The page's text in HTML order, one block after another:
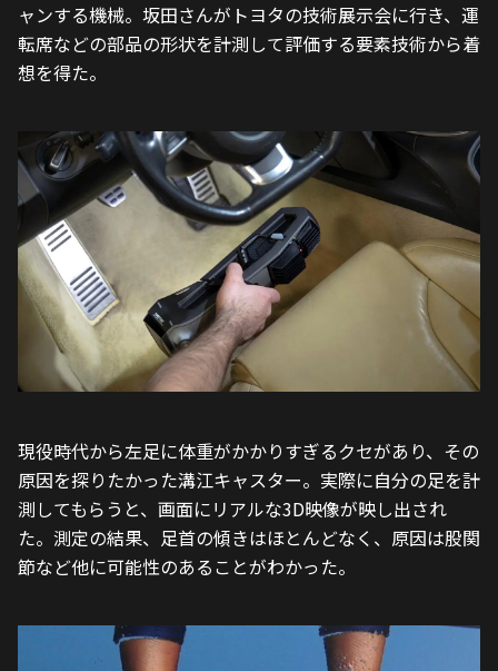
ャンする機械。坂田さんがトヨタの技術展示会に行き、運
転席などの部品の形状を計測して評価する要素技術から着
想を得た。
現役時代から左足に体重がかかりすぎるクセがあり、その
原因を探りたかった溝江キャスター。実際に自分の足を計
測してもらうと、画面にリアルな3D映像が映し出され
た。測定の結果、足首の傾きはほとんどなく、原因は股関
節など他に可能性のあることがわかった。